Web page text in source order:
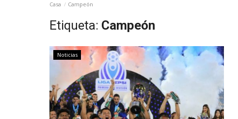
Casa Campeón
Etiqueta: Campeón
Noticias